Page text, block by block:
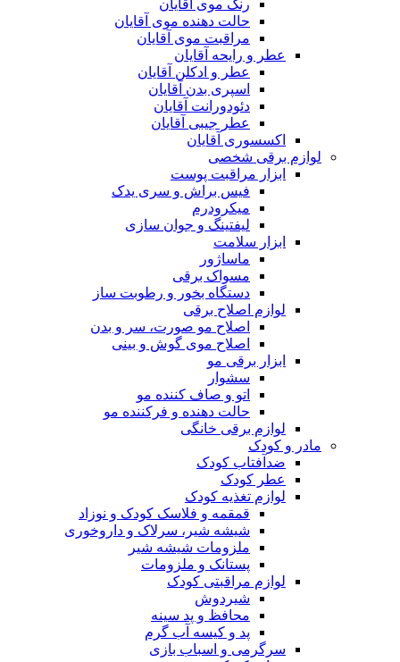
رنگ موی آقایان
حالت دهنده موی آقایان
مراقبت موی آقایان
عطر و رایحه آقایان
عطر و ادکلن آقایان
اسپری بدن آقایان
دئودورانت آقایان
عطر جیبی آقایان
اکسسوری آقایان
لوازم برقی شخصی
ابزار مراقبت پوست
فیس براش و سری یدک
میکرودرم
لیفتینگ و جوان سازی
ابزار سلامت
ماساژور
مسواک برقی
دستگاه بخور و رطوبت ساز
لوازم اصلاح برقی
اصلاح مو صورت، سر و بدن
اصلاح موی گوش و بینی
ابزار برقی مو
سشوار
اتو و صاف کننده مو
حالت دهنده و فرکننده مو
لوازم برقی خانگی
مادر و کودک
ضدآفتاب کودک
عطر کودک
لوازم تغذیه کودک
قمقمه و فلاسک کودک و نوزاد
شیشه شیر، سرلاک و داروخوری
ملزومات شیشه شیر
پستانک و ملزومات
لوازم مراقبتی کودک
شیردوش
محافظ و پد سینه
پد و کیسه آب گرم
سرگرمی و اسباب بازی